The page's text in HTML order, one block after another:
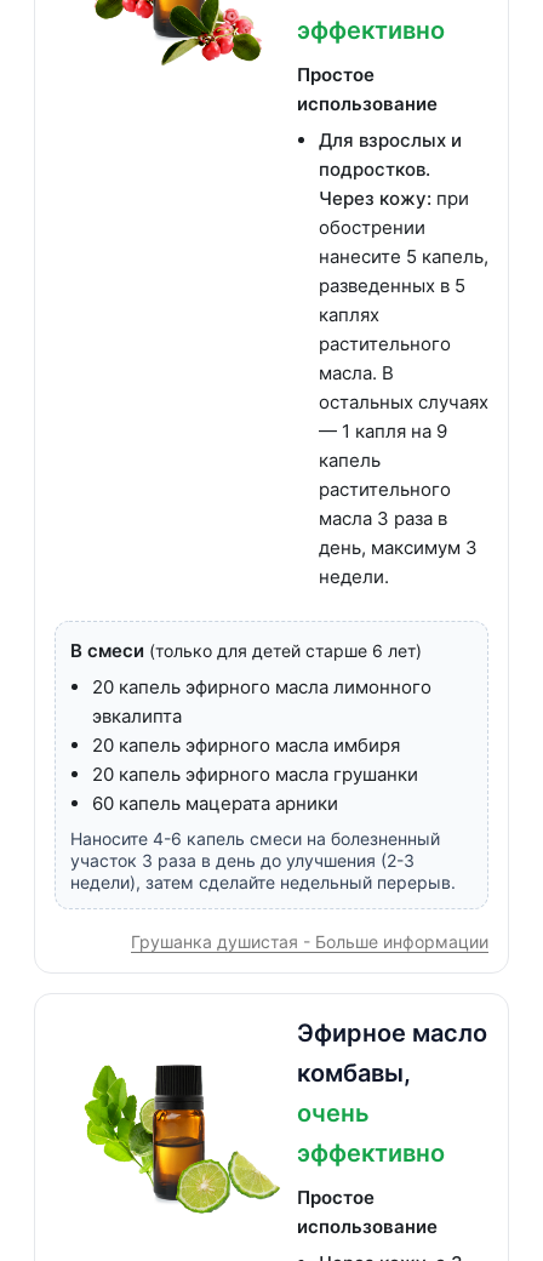
эффективно
Простое
использование
Для взрослых и
подростков.
Через кожу: при
обострении
нанесите 5 капель,
разведенных в 5
каплях
растительного
масла. В
остальных случаях
— 1 капля на 9
капель
растительного
масла 3 раза в
день, максимум 3
недели.
В смеси (только для детей старше 6 лет)
20 капель эфирного масла лимонного
эвкалипта
20 капель эфирного масла имбиря
20 капель эфирного масла грушанки
60 капель мацерата арники
Наносите 4-6 капель смеси на болезненный
участок 3 раза в день до улучшения (2-3
недели), затем сделайте недельный перерыв.
Грушанка душистая - Больше информации
Эфирное масло
комбавы,
очень
эффективно
Простое
использование